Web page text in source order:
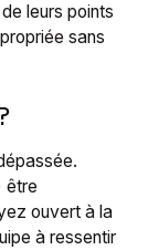
leurs points
sans
être
ouvert à la
à ressentir